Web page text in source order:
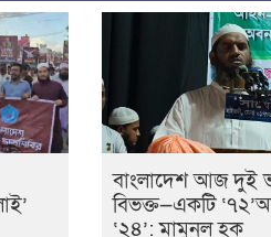
বাংলাদেশ আজ দুই
বিভক্ত—একটি
‘২৪’: মামুনুল হক